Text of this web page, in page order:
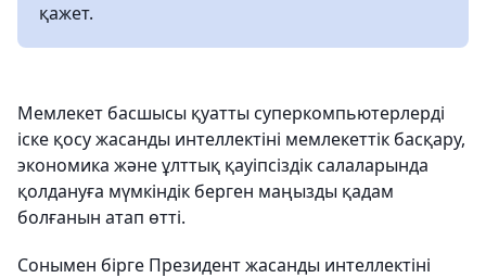
қажет.
Мемлекет басшысы қуатты суперкомпьютерлерді
іске қосу жасанды интеллектіні мемлекеттік басқару,
экономика және ұлттық қауіпсіздік салаларында
қолдануға мүмкіндік берген маңызды қадам
болғанын атап өтті.
Сонымен бірге Президент жасанды интеллектіні